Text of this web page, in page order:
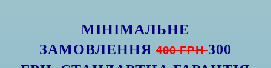
МІНІМАЛЬНЕ
ЗАМОВЛЕННЯ 400 ГРН300